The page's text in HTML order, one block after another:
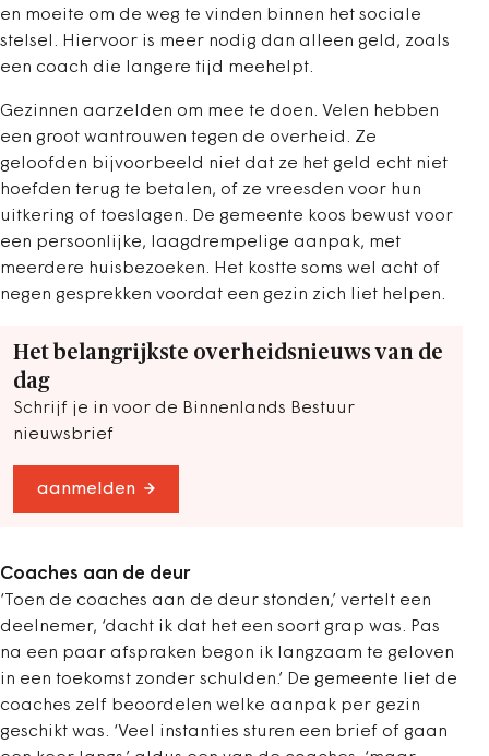
en moeite om de weg te vinden binnen het sociale
stelsel. Hiervoor is meer nodig dan alleen geld, zoals
een coach die langere tijd meehelpt.
Gezinnen aarzelden om mee te doen. Velen hebben
een groot wantrouwen tegen de overheid. Ze
geloofden bijvoorbeeld niet dat ze het geld echt niet
hoefden terug te betalen, of ze vreesden voor hun
uitkering of toeslagen. De gemeente koos bewust voor
een persoonlijke, laagdrempelige aanpak, met
meerdere huisbezoeken. Het kostte soms wel acht of
negen gesprekken voordat een gezin zich liet helpen.
Het belangrijkste overheidsnieuws van de
dag
Schrijf je in voor de Binnenlands Bestuur
nieuwsbrief
aanmelden
Coaches aan de deur
‘Toen de coaches aan de deur stonden,’ vertelt een
deelnemer, ‘dacht ik dat het een soort grap was. Pas
na een paar afspraken begon ik langzaam te geloven
in een toekomst zonder schulden.’ De gemeente liet de
coaches zelf beoordelen welke aanpak per gezin
geschikt was. ‘Veel instanties sturen een brief of gaan